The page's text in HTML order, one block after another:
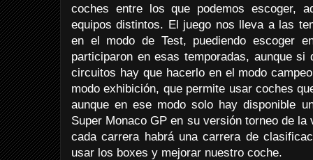
coches entre los que podemos escoger,
equipos distintos. El juego nos lleva a las
en el modo de Test, puediendo escoger
participaron en esas temporadas, aunque
circuitos hay que hacerlo en el modo
modo exhibición, que permite usar coches
aunque en ese modo solo hay disponible
Super Monaco GP en su versión torneo de
cada carrera habrá una carrera de
usar los boxes y mejorar nuestro coche.